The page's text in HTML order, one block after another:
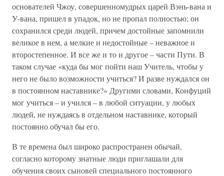
основателей Чжоу, совершенномудрых царей Вэнь-вана и
У-вана, пришел в упадок, но не пропал полностью; он
сохранился среди людей, причем достойные запомнили
великое в нем, а мелкие и недостойные – неважное и
второстепенное. И все же и то и другое – части Пути. В
таком случае «куда бы мог пойти наш Учитель, чтобы у
него не было возможности учиться? И разве нуждался он
в постоянном наставнике?» Другими словами, Конфуций
мог учиться – и учился – в любой ситуации, у любых
людей, не нуждаясь в отдельном наставнике, который
постоянно обучал бы его.
В те времена был широко распространен обычай,
согласно которому знатные люди приглашали для
обучения своих сыновей специального постоянного